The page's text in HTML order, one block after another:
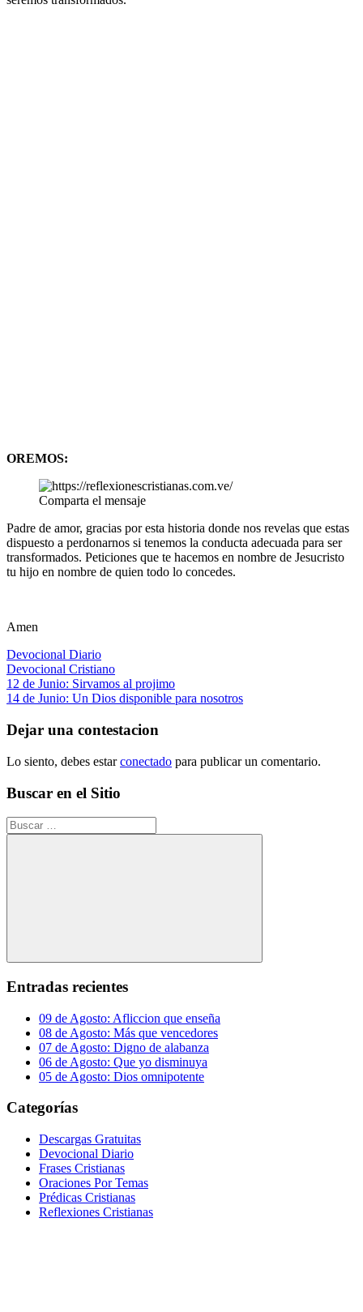
OREMOS:
Comparta el mensaje
Padre de amor, gracias por esta historia donde nos revelas que estas
dispuesto a perdonarnos si tenemos la conducta adecuada para ser
transformados. Peticiones que te hacemos en nombre de Jesucristo
tu hijo en nombre de quien todo lo concedes.
Amen
Devocional Diario
Devocional Cristiano
Navegación
de
entradas
Entrada
anterior:
12 de Junio: Sirvamos al projimo
Siguiente
14 de Junio: Un Dios disponible para nosotros
Dejar una contestacion
Lo siento, debes estarconectado para publicar un comentario.
Buscar en el Sitio
Buscar:
Buscar
Entradas recientes
09 de Agosto: Afliccion que enseña
08 de Agosto: Más que vencedores
07 de Agosto: Digno de alabanza
06 de Agosto: Que yo disminuya
05 de Agosto: Dios omnipotente
Categorías
Descargas Gratuitas
Devocional Diario
Frases Cristianas
Oraciones Por Temas
Prédicas Cristianas
Reflexiones Cristianas